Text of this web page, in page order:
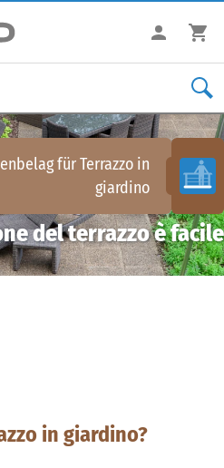
fürTerrazzo in
giardino
del terrazzo è facile
in giardino?